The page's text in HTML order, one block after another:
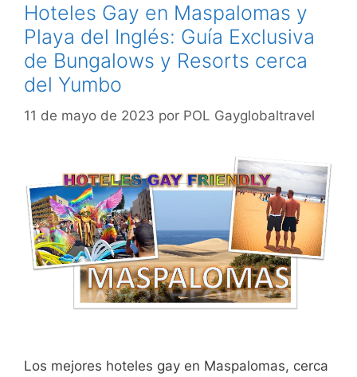
Hoteles Gay en Maspalomas y
Playa del Inglés: Guía Exclusiva
de Bungalows y Resorts cerca
del Yumbo
11 de mayo de 2023 por POL Gayglobaltravel
Los mejores hoteles gay en Maspalomas, cerca